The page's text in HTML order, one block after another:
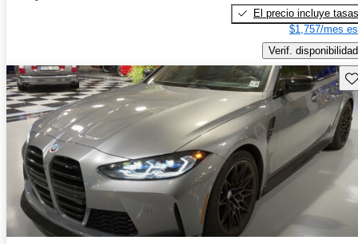
El precio incluye tasas
$1,757/mes
Verif. disponibilidad